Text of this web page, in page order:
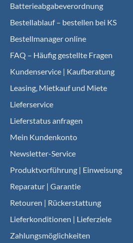
Batterieabgabeverordnung
Bestellablauf – bestellen bei KS
Bestellmanager online
FAQ – Häufig gestellte Fragen
Kundenservice | Kaufberatung
Leasing, Mietkauf und Miete
Lieferservice
Lieferstatus anfragen
Mein Kundenkonto
Newsletter-Service
Produktvorführung | Einweisung
Reparatur | Garantie
Retouren | Rückerstattung
Lieferkonditionen | Lieferziele
Zahlungsmöglichkeiten